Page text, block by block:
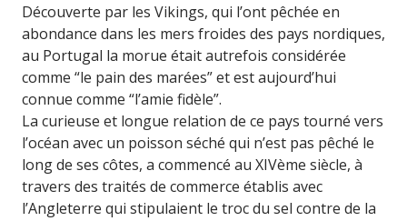
Découverte par les Vikings, qui l’ont pêchée en
abondance dans les mers froides des pays nordiques,
au Portugal la morue était autrefois considérée
comme “le pain des marées” et est aujourd’hui
connue comme “l’amie fidèle”.
La curieuse et longue relation de ce pays tourné vers
l’océan avec un poisson séché qui n’est pas pêché le
long de ses côtes, a commencé au XIVème siècle, à
travers des traités de commerce établis avec
l’Angleterre qui stipulaient le troc du sel contre de la